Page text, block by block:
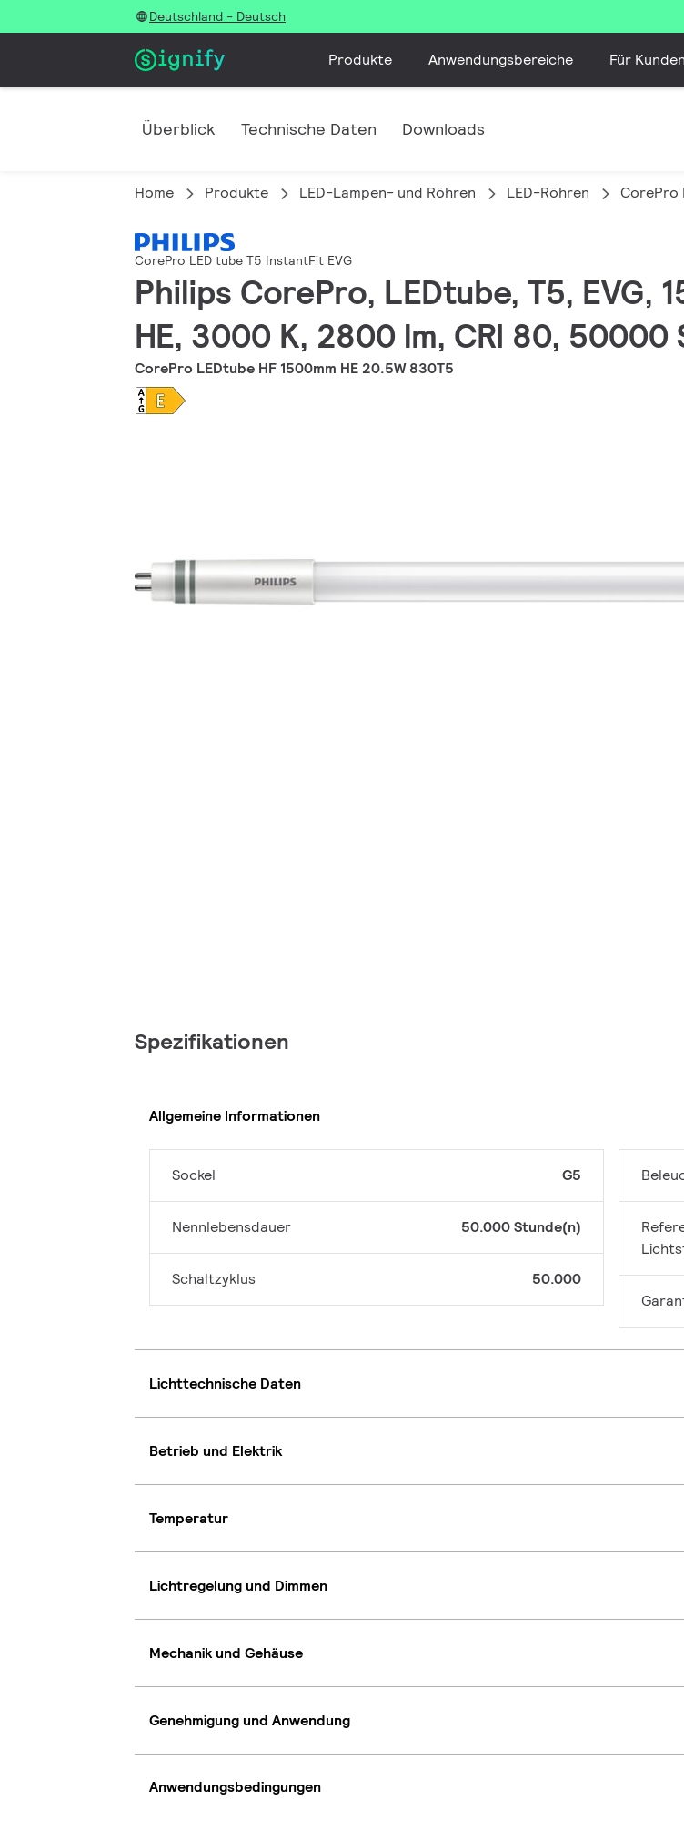
Deutschland - Deutsch
Produkte Anwendungsbereiche Für Kunden
Überblick Technische Daten Downloads
Home Produkte LED-Lampen- und Röhren LED-Röhren CorePro
CorePro LED tube T5 InstantFit EVG
Philips CorePro, LEDtube, T5, EVG,
HE, 3000 K, 2800 lm, CRI 80, 50000
CorePro LEDtube HF 1500mm HE 20.5W 830T5
Spezifikationen
Allgemeine Informationen
Sockel G5
Nennlebensdauer 50.000 Stunde(n)
Schaltzyklus 50.000
Lichttechnische Daten
Betrieb und Elektrik
Temperatur
Lichtregelung und Dimmen
Mechanik und Gehäuse
Genehmigung und Anwendung
Anwendungsbedingungen